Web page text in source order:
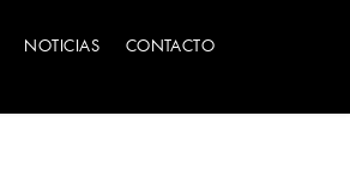
NOTICIAS CONTACTO